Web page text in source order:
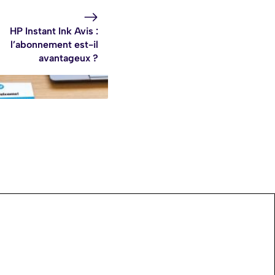
HP Instant Ink Avis :
l’abonnement est-il
avantageux ?